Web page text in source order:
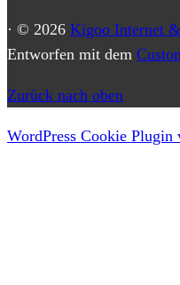
· © 2026 Kigoo Internet
Entworfen mit dem
Zurück nach oben
WordPress Cookie